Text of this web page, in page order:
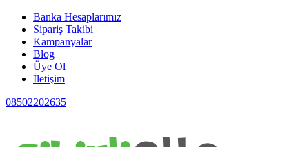
Banka Hesaplarımız
Sipariş Takibi
Kampanyalar
Blog
Üye Ol
İletişim
08502202635